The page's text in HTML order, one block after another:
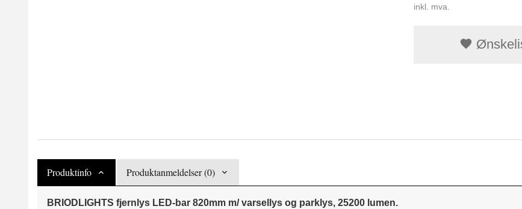
Rabatt
inkl. mva.
Produktinfo Produktanmeldelser (0)
BRIODLIGHTS fjernlys LED-bar 820mm m/ varsellys og parklys, 25200 lumen.